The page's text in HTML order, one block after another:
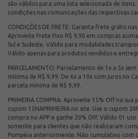
são válidos para uma lista selecionada de
condições nas comunicações das respectivas
CONDIÇÕES DE FRETE: Garanta frete grátis
Aproveite Frete Fixo R$ 9,90 em compras
Sul e Sudeste. Válido para modalidades
Válido apenas para produtos vendidos e
PARCELAMENTO: Parcelamento de 1x a 5x
mínima de R$ 9,99. De 6x a 10x com juros no
parcela mínima de R$ 9,99.
PRIMEIRA COMPRA: Aproveite 15% Off na
cupom 15NAPRIMEIRA no site. Use o cupom
compra no APP e ganhe 20% Off. Válido 01
somente para clientes que não realizaram
Pompéia anteriormente. Não cumulativo com